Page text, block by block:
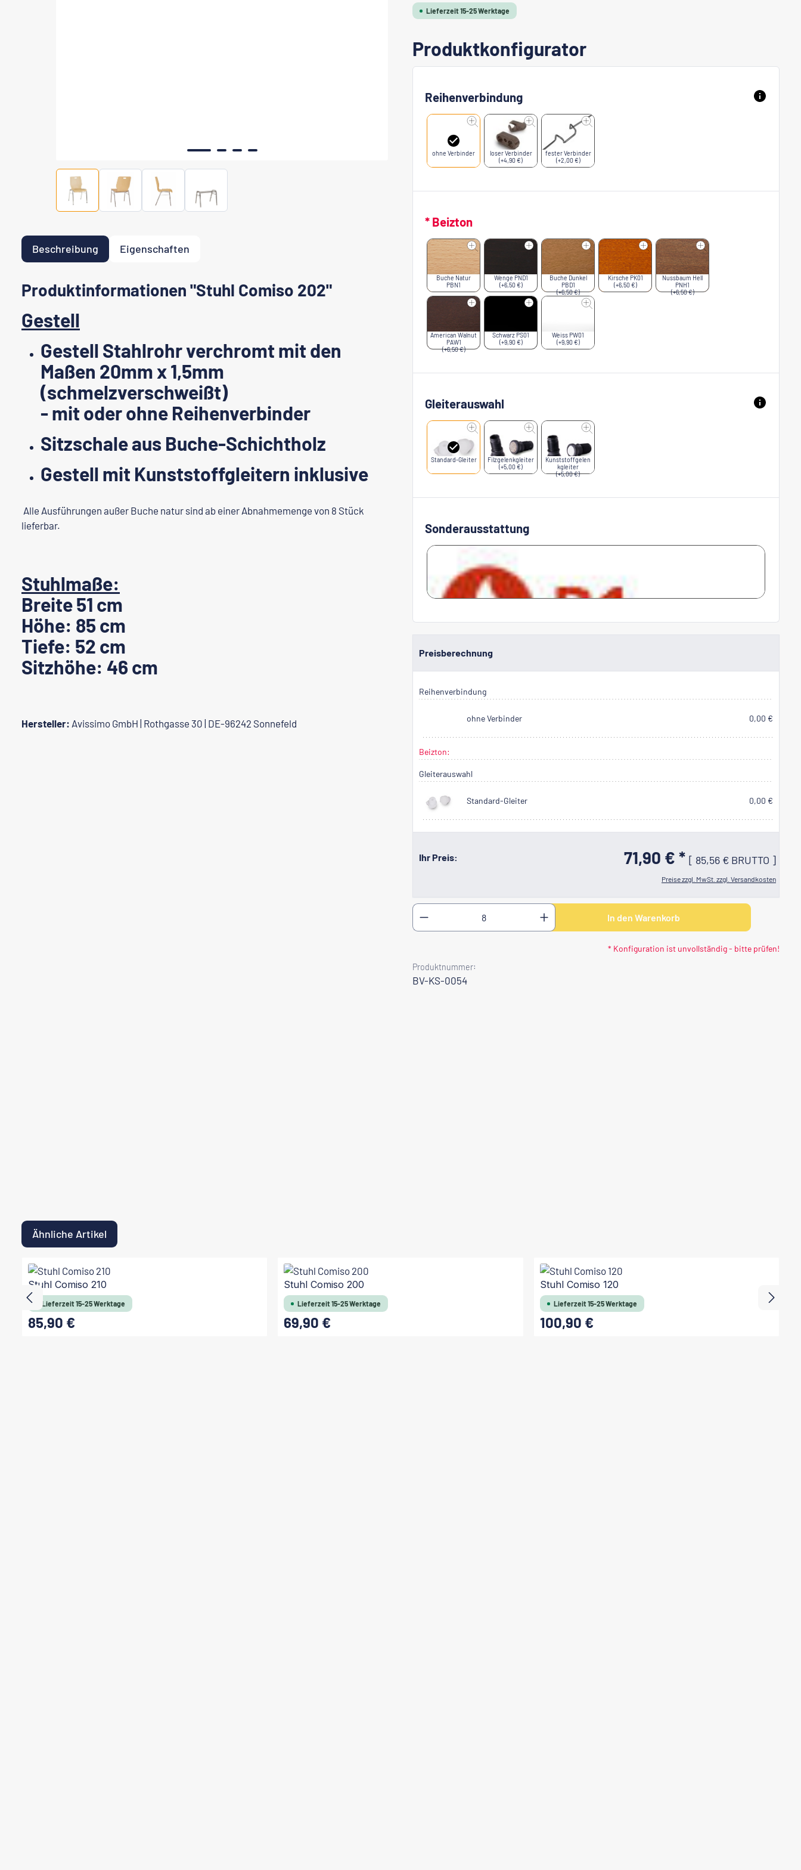
Lieferzeit 15-25 Werktage
Produktkonfigurator
Reihenverbindung
ohne Verbinder
loser Verbinder
(+4,90 €)
fester Verbinder
(+2,00 €)
* Beizton
Buche Natur
PBN1
Wenge PND1
(+6,50 €)
Buche Dunkel
PBD1
(+6,50 €)
Kirsche PK01
(+6,50 €)
Nussbaum Hell
PNH1
(+6,50 €)
American Walnut
PAW1
(+6,50 €)
Schwarz PS01
(+9,90 €)
Weiss PW01
(+9,90 €)
Gleiterauswahl
Standard-Gleiter
Filzgelenkgleiter
(+5,00 €)
Kunststoffgelen
kgleiter
(+5,00 €)
Sonderausstattung
Preisberechnung
Reihenverbindung
ohne Verbinder 0,00 €
Beizton:
Gleiterauswahl
Standard-Gleiter 0,00 €
Ihr Preis: 71,90 € * [ 85,56 € BRUTTO ]
Preise zzgl. MwSt. zzgl. Versandkosten
Produkt Anzahl: Gib den gewünschten Wert ein oder benutze
In den Warenkorb
* Konfiguration ist unvollständig - bitte prüfen!
Produktnummer:
BV-KS-0054
Beschreibung Eigenschaften
Produktinformationen "Stuhl Comiso 202"
Gestell
Gestell Stahlrohr verchromt mit den
Maßen 20mm x 1,5mm
(schmelzverschweißt)
- mit oder ohne Reihenverbinder
Sitzschale aus Buche-Schichtholz
Gestell mit Kunststoffgleitern inklusive
Alle Ausführungen außer Buche natur sind ab einer Abnahmemenge von 8 Stück
lieferbar.
Stuhlmaße:
Breite 51 cm
Höhe: 85 cm
Tiefe: 52 cm
Sitzhöhe: 46 cm
Hersteller: Avissimo GmbH | Rothgasse 30 | DE-96242 Sonnefeld
Ähnliche Artikel
Produktgalerie überspringen
Stuhl Comiso 210
Lieferzeit 15-25 Werktage
Regulärer Preis:
85,90 €
Stuhl Comiso 200
Lieferzeit 15-25 Werktage
Regulärer Preis:
69,90 €
Stuhl Comiso 120
Lieferzeit 15-25 Werktage
Regulärer Preis:
100,90 €